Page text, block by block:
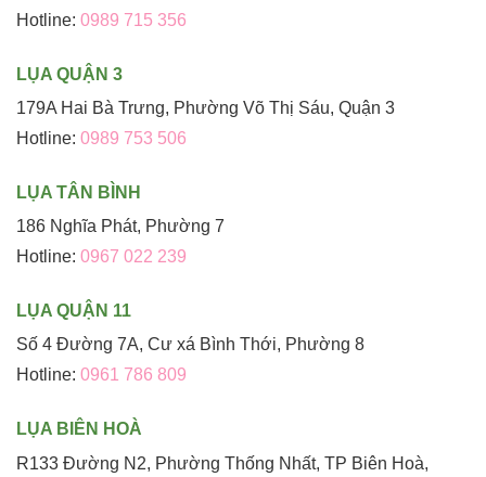
Hotline: 0989 715 356
LỤA QUẬN 3
179A Hai Bà Trưng, Phường Võ Thị Sáu, Quận 3
Hotline: 0989 753 506
LỤA TÂN BÌNH
186 Nghĩa Phát, Phường 7
Hotline: 0967 022 239
LỤA QUẬN 11
Số 4 Đường 7A, Cư xá Bình Thới, Phường 8
Hotline: 0961 786 809
LỤA BIÊN HOÀ
R133 Đường N2, Phường Thống Nhất, TP Biên Hoà,